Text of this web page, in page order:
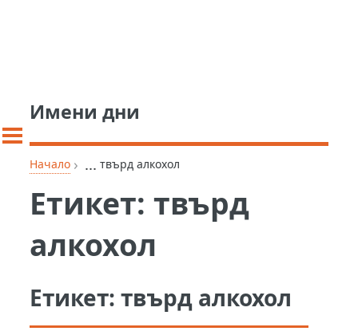
Имени дни
Начало › ... твърд алкохол
Етикет:твърд
алкохол
Етикет:твърд алкохол